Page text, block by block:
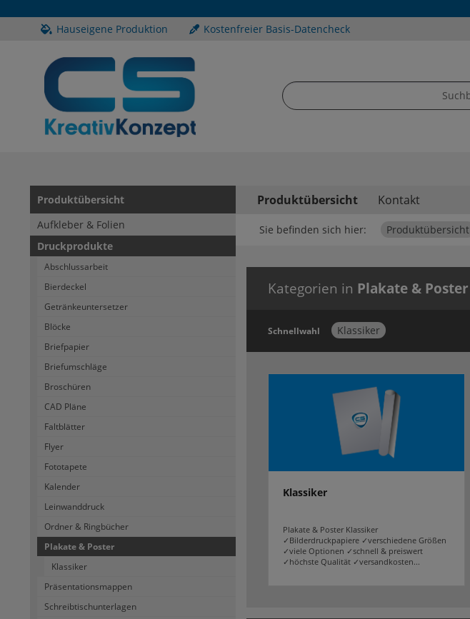
Hauseigene Produktion Kostenfreier Basis-Datencheck
Produktübersicht
Aufkleber & Folien
Druckprodukte
Abschlussarbeit
Bierdeckel
Getränkeuntersetzer
Blöcke
Briefpapier
Briefumschläge
Broschüren
CAD Pläne
Faltblätter
Flyer
Fototapete
Kalender
Leinwanddruck
Ordner & Ringbücher
Plakate & Poster
Klassiker
Präsentationsmappen
Schreibtischunterlagen
Produktübersicht Kontakt
Sie befinden sich hier: Produktübersicht
Kategorien in Plakate & Poster
Schnellwahl Klassiker
Klassiker
Plakate & Poster Klassiker
✓Bilderdruckpapiere ✓verschiedene Größen
✓viele Optionen ✓schnell & preiswert
✓höchste Qualität ✓versandkosten...